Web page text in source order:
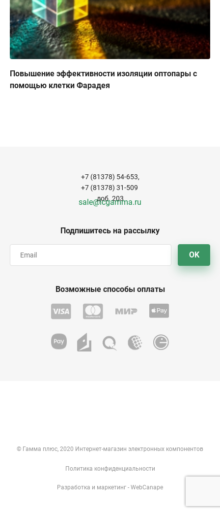
Повышение эффективности изоляции оптопары с
помощью клетки Фарадея
Подпишитесь на рассылку
OK
+7 (81378) 54-653,
+7 (81378) 31-509
доб. 203
sale@icgamma.ru
Возможные способы оплаты
© Гамма плюс, 2020 Интернет-магазин электронных компонентов
Политика конфиденциальности
Разработка и маркетинг - WebCanape